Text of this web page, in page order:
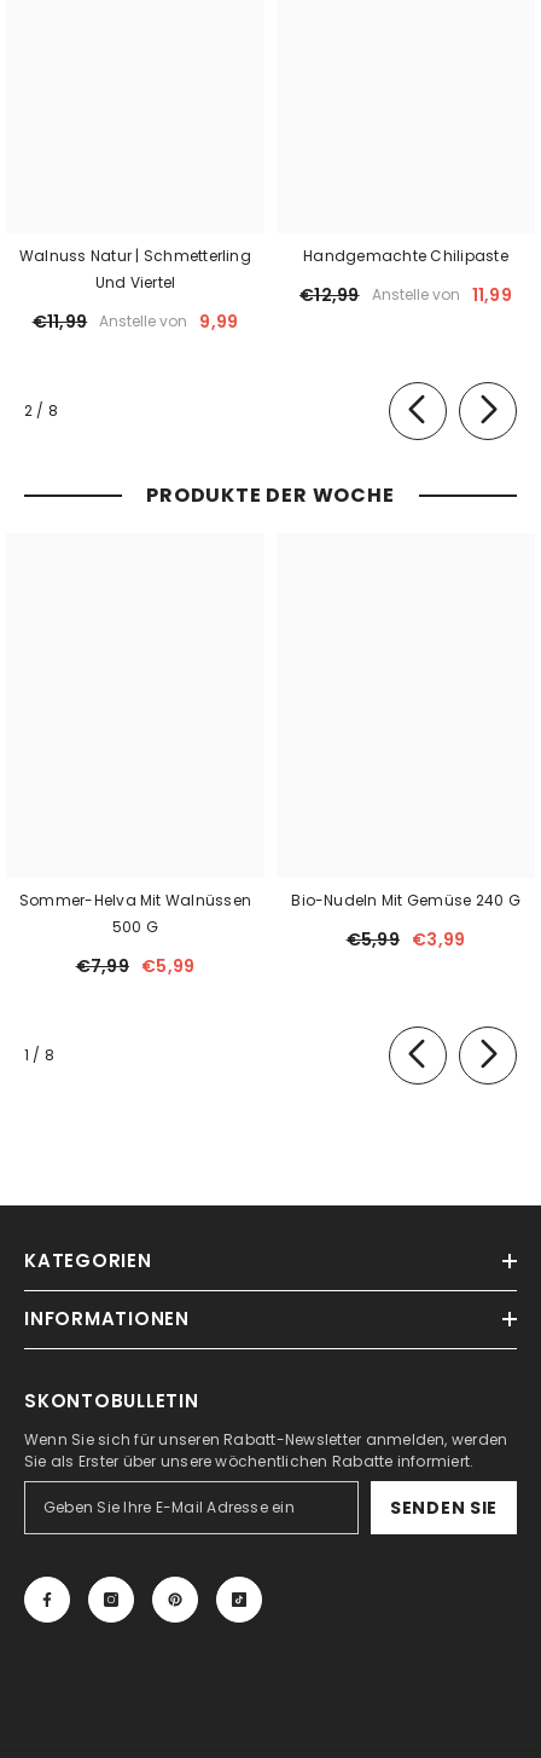
Walnuss Natur | Schmetterling
Und Viertel
€11,99 Anstelle von 9,99
Handgemachte Chilipaste
€12,99 Anstelle von 11,99
2 / von
8
PRODUKTE DER WOCHE
Sommer-Helva Mit Walnüssen
500 G
€7,99 €5,99
Bio-Nudeln Mit Gemüse 240 G
€5,99 €3,99
1 / von
8
KATEGORIEN
INFORMATIONEN
SKONTOBULLETIN
Wenn Sie sich für unseren Rabatt-Newsletter anmelden, werden
Sie als Erster über unsere wöchentlichen Rabatte informiert.
SENDEN SIE